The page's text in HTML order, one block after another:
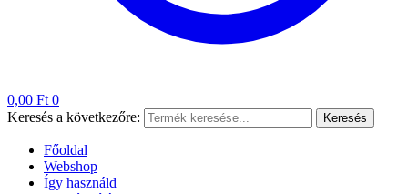
0,00 Ft 0
Keresés a következőre:
Keresés
Főoldal
Webshop
Így használd